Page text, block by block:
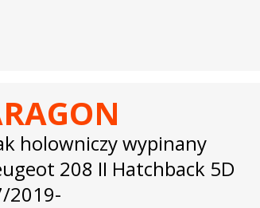
holowniczy wypinany
208 II Hatchback 5D
2019-